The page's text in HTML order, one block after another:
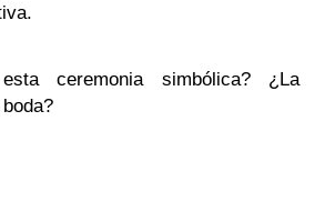
ceremonia simbólica? ¿La